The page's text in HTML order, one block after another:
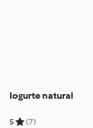
Iogurte natural
5 (7)